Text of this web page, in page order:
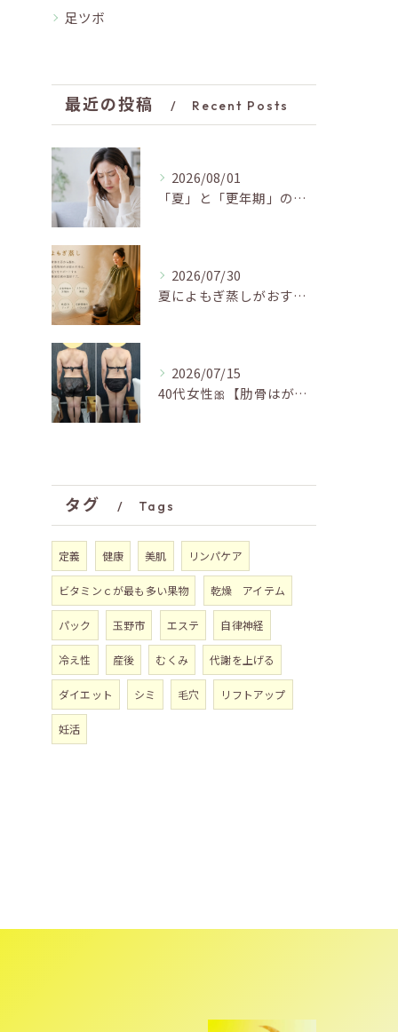
足ツボ
最近の投稿 Recent Posts
2026/08/01
「夏」と「更年期」の関係…おすすめの過ごし方🍃
2026/07/30
夏によもぎ蒸しがおすすめの理由✨
2026/07/15
40代女性🎀【肋骨はがし＋お腹瘦せマッサージ90分】
タグ Tags
定義 健康 美肌 リンパケア
ビタミンｃが最も多い果物 乾燥 アイテム
パック 玉野市 エステ 自律神経
冷え性 産後 むくみ 代謝を上げる
ダイエット シミ 毛穴 リフトアップ
妊活